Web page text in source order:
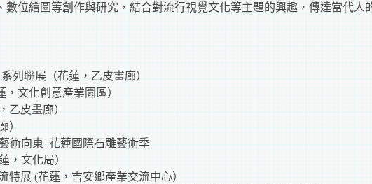
位繪圖等創作與研究，結合對流行視覺文化等主題的興趣，傳達當代人
列聯展（花蓮，乙皮畫廊）
，文化創意產業園區）
乙皮畫廊）
）
術向東_花蓮國際石雕藝術季
，文化局）
特展 (花蓮，吉安鄉產業交流中心）